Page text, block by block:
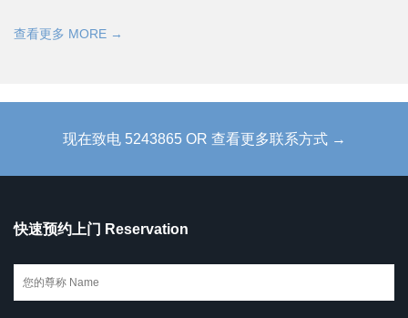
查看更多 MORE →
现在致电 5243865 OR 查看更多联系方式 →
快速预约上门 Reservation